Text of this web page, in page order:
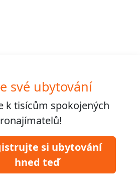
své ubytování
ktisícům spokojených
si ubytování
hned teď